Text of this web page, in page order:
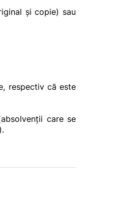
şi copie) sau
respectiv că este
care se